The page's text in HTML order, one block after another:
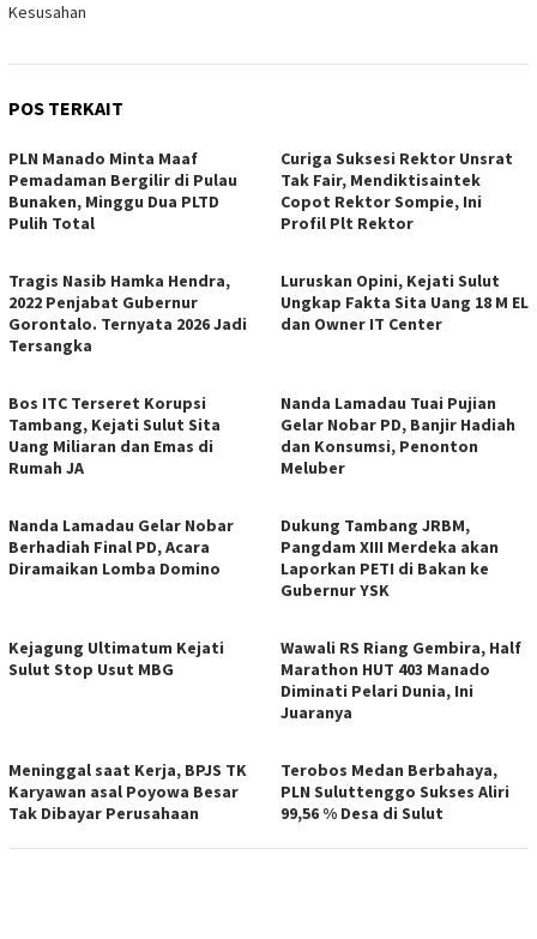
Kesusahan
POS TERKAIT
PLN Manado Minta Maaf
Pemadaman Bergilir di Pulau
Bunaken, Minggu Dua PLTD
Pulih Total
Curiga Suksesi Rektor Unsrat
Tak Fair, Mendiktisaintek
Copot Rektor Sompie, Ini
Profil Plt Rektor
Tragis Nasib Hamka Hendra,
2022 Penjabat Gubernur
Gorontalo. Ternyata 2026 Jadi
Tersangka
Luruskan Opini, Kejati Sulut
Ungkap Fakta Sita Uang 18 M EL
dan Owner IT Center
Bos ITC Terseret Korupsi
Tambang, Kejati Sulut Sita
Uang Miliaran dan Emas di
Rumah JA
Nanda Lamadau Tuai Pujian
Gelar Nobar PD, Banjir Hadiah
dan Konsumsi, Penonton
Meluber
Nanda Lamadau Gelar Nobar
Berhadiah Final PD, Acara
Diramaikan Lomba Domino
Dukung Tambang JRBM,
Pangdam XIII Merdeka akan
Laporkan PETI di Bakan ke
Gubernur YSK
Kejagung Ultimatum Kejati
Sulut Stop Usut MBG
Wawali RS Riang Gembira, Half
Marathon HUT 403 Manado
Diminati Pelari Dunia, Ini
Juaranya
Meninggal saat Kerja, BPJS TK
Karyawan asal Poyowa Besar
Tak Dibayar Perusahaan
Terobos Medan Berbahaya,
PLN Suluttenggo Sukses Aliri
99,56 % Desa di Sulut